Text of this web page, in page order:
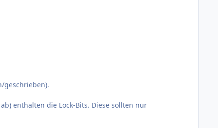
geschrieben).
enthalten die Lock-Bits. Diese sollten nur